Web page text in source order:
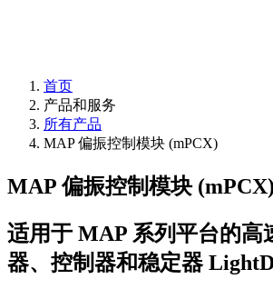
首页
产品和服务
所有产品
MAP 偏振控制模块 (mPCX)
MAP 偏振控制模块 (mPCX)
适用于 MAP 系列平台的高
器、控制器和稳定器